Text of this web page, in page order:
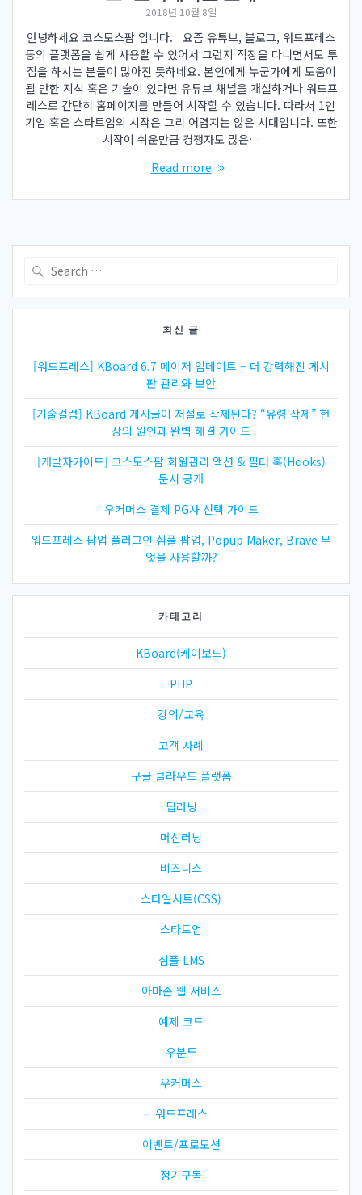
2018년 10월 8일
안녕하세요 코스모스팜 입니다. 요즘 유튜브, 블로그, 워드프레스
등의 플랫폼을 쉽게 사용할 수 있어서 그런지 직장을 다니면서도 투
잡을 하시는 분들이 많아진 듯하네요. 본인에게 누군가에게 도움이
될 만한 지식 혹은 기술이 있다면 유튜브 채널을 개설하거나 워드프
레스로 간단히 홈페이지를 만들어 시작할 수 있습니다. 따라서 1인
기업 혹은 스타트업의 시작은 그리 어렵지는 않은 시대입니다. 또한
시작이 쉬운만큼 경쟁자도 많은…
Read more
최신 글
[워드프레스] KBoard 6.7 메이저 업데이트 – 더 강력해진 게시
판 관리와 보안
[기술컬럼] KBoard 게시글이 저절로 삭제된다? “유령 삭제” 현
상의 원인과 완벽 해결 가이드
[개발자가이드] 코스모스팜 회원관리 액션 & 필터 훅(Hooks)
문서 공개
우커머스 결제 PG사 선택 가이드
워드프레스 팝업 플러그인 심플 팝업, Popup Maker, Brave 무
엇을 사용할까?
카테고리
KBoard(케이보드)
PHP
강의/교육
고객 사례
구글 클라우드 플랫폼
딥러닝
머신러닝
비즈니스
스타일시트(CSS)
스타트업
심플 LMS
아마존 웹 서비스
예제 코드
우분투
우커머스
워드프레스
이벤트/프로모션
정기구독